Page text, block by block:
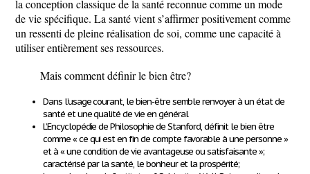
la conception classique de la santé reconnue comme un mode
de vie spécifique. La santé vient s’affirmer positivement comme
un ressenti de pleine réalisation de soi, comme une capacité à
utiliser entièrement ses ressources.
Mais comment définir le bien être?
Dans l’usage courant, le bien-être semble renvoyer à un état de
santé et une qualité de vie en général
L’Encyclopédie de Philosophie de Stanford, définit le bien être
comme « ce qui est en fin de compte favorable à une personne »
et à « une condition de vie avantageuse ou satisfaisante »;
caractérisé par la santé, le bonheur et la prospérité;